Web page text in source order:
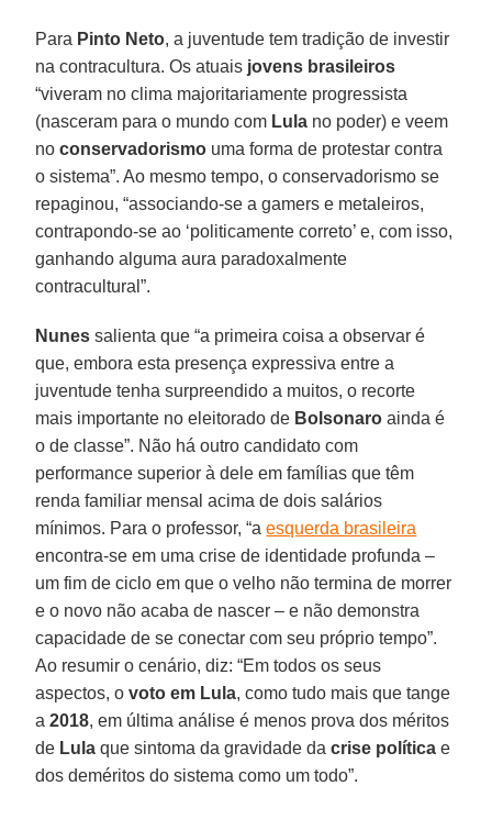
Para Pinto Neto, a juventude tem tradição de investir
na contracultura. Os atuais jovens brasileiros
“viveram no clima majoritariamente progressista
(nasceram para o mundo com Lula no poder) e veem
noconservadorismo uma forma de protestar contra
o sistema”. Ao mesmo tempo, o conservadorismo se
repaginou, “associando-se a gamers e metaleiros,
contrapondo-se ao ‘politicamente correto’ e, com isso,
ganhando alguma aura paradoxalmente
contracultural”.
Nunes salienta que “a primeira coisa a observar é
que, embora esta presença expressiva entre a
juventude tenha surpreendido a muitos, o recorte
mais importante no eleitorado de Bolsonaro ainda é
o de classe”. Não há outro candidato com
performance superior à dele em famílias que têm
renda familiar mensal acima de dois salários
mínimos. Para o professor, “aesquerda brasileira
encontra-se em uma crise de identidade profunda –
um fim de ciclo em que o velho não termina de morrer
e o novo não acaba de nascer – e não demonstra
capacidade de se conectar com seu próprio tempo”.
Ao resumir o cenário, diz: “Em todos os seus
aspectos, ovoto em Lula, como tudo mais que tange
a2018, em última análise é menos prova dos méritos
de Lula que sintoma da gravidade dacrise política e
dos deméritos do sistema como um todo”.